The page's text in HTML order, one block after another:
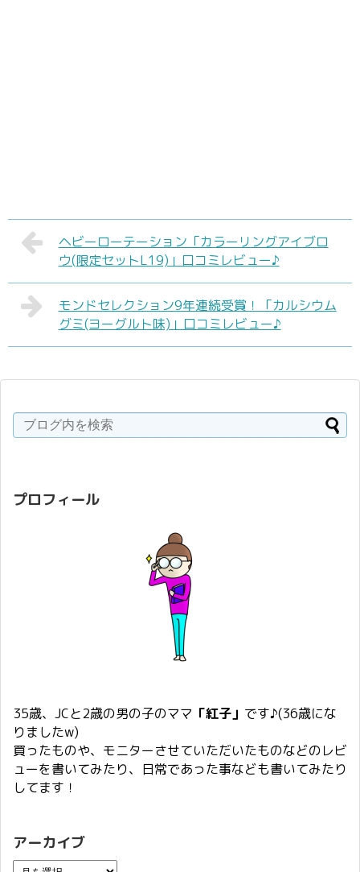
ヘビーローテーション「カラーリングアイブロ
ウ(限定セットL19)」口コミレビュー♪
モンドセレクション9年連続受賞！「カルシウム
グミ(ヨーグルト味)」口コミレビュー♪
プロフィール
35歳、JCと2歳の男の子のママ 「紅子」 です♪(36歳にな
りましたw)
買ったものや、モニターさせていただいたものなどのレビ
ューを書いてみたり、日常であった事なども書いてみたり
してます！
アーカイブ